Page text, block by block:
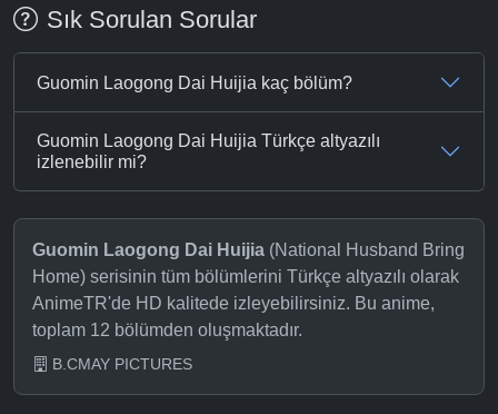
Sık Sorulan Sorular
Guomin Laogong Dai Huijia kaç bölüm?
Guomin Laogong Dai Huijia Türkçe altyazılı
izlenebilir mi?
Guomin Laogong Dai Huijia (National Husband Bring
Home) serisinin tüm bölümlerini Türkçe altyazılı olarak
AnimeTR'de HD kalitede izleyebilirsiniz. Bu anime,
toplam 12 bölümden oluşmaktadır.
B.CMAY PICTURES